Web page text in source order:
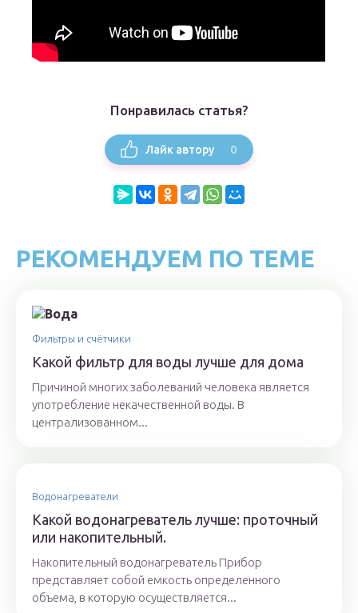
Понравилась статья?
Лайк автору 0
РЕКОМЕНДУЕМ ПО ТЕМЕ
Фильтры и счётчики
Какой фильтр для воды лучше для дома
Причиной многих заболеваний человека является
употребление некачественной воды. В
централизованном...
Водонагреватели
Какой водонагреватель лучше: проточный
или накопительный.
Накопительный водонагреватель Прибор
представляет собой емкость определенного
объема, в которую осуществляется...